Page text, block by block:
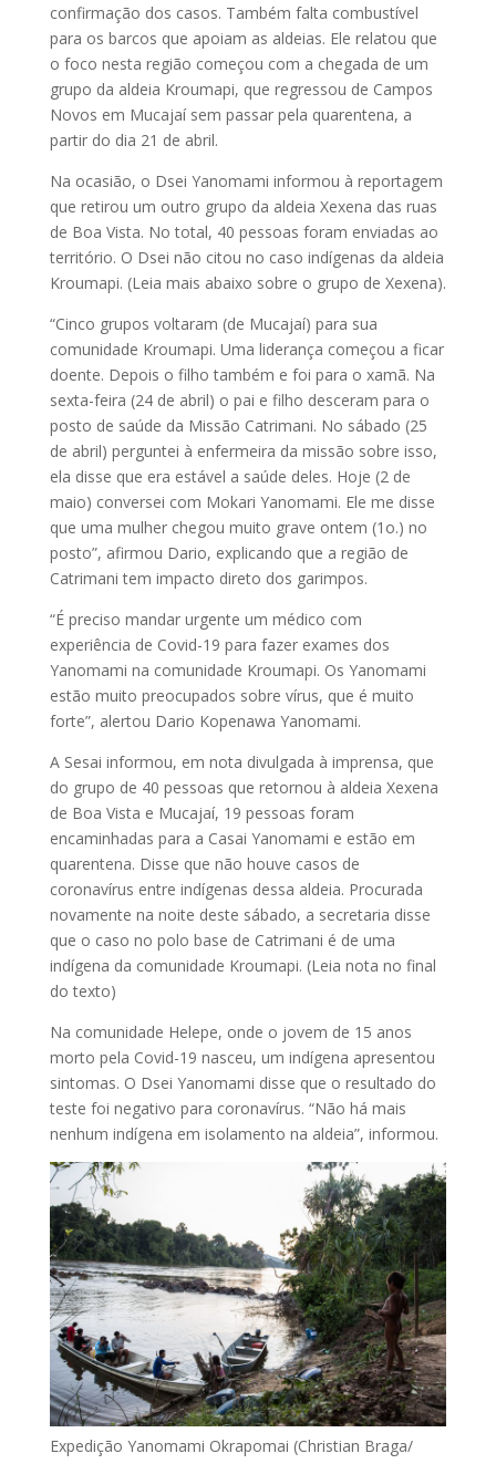
confirmação dos casos. Também falta combustível
para os barcos que apoiam as aldeias. Ele relatou que
o foco nesta região começou com a chegada de um
grupo da aldeia Kroumapi, que regressou de Campos
Novos em Mucajaí sem passar pela quarentena, a
partir do dia 21 de abril.
Na ocasião, o Dsei Yanomami informou à reportagem
que retirou um outro grupo da aldeia Xexena das ruas
de Boa Vista. No total, 40 pessoas foram enviadas ao
território. O Dsei não citou no caso indígenas da aldeia
Kroumapi. (Leia mais abaixo sobre o grupo de Xexena).
“Cinco grupos voltaram (de Mucajaí) para sua
comunidade Kroumapi. Uma liderança começou a ficar
doente. Depois o filho também e foi para o xamã. Na
sexta-feira (24 de abril) o pai e filho desceram para o
posto de saúde da Missão Catrimani. No sábado (25
de abril) perguntei à enfermeira da missão sobre isso,
ela disse que era estável a saúde deles. Hoje (2 de
maio) conversei com Mokari Yanomami. Ele me disse
que uma mulher chegou muito grave ontem (1o.) no
posto”, afirmou Dario, explicando que a região de
Catrimani tem impacto direto dos garimpos.
“É preciso mandar urgente um médico com
experiência de Covid-19 para fazer exames dos
Yanomami na comunidade Kroumapi. Os Yanomami
estão muito preocupados sobre vírus, que é muito
forte”, alertou Dario Kopenawa Yanomami.
A Sesai informou, em nota divulgada à imprensa, que
do grupo de 40 pessoas que retornou à aldeia Xexena
de Boa Vista e Mucajaí, 19 pessoas foram
encaminhadas para a Casai Yanomami e estão em
quarentena. Disse que não houve casos de
coronavírus entre indígenas dessa aldeia. Procurada
novamente na noite deste sábado, a secretaria disse
que o caso no polo base de Catrimani é de uma
indígena da comunidade Kroumapi. (Leia nota no final
do texto)
Na comunidade Helepe, onde o jovem de 15 anos
morto pela Covid-19 nasceu, um indígena apresentou
sintomas. O Dsei Yanomami disse que o resultado do
teste foi negativo para coronavírus. “Não há mais
nenhum indígena em isolamento na aldeia”, informou.
Expedição Yanomami Okrapomai (Christian Braga/